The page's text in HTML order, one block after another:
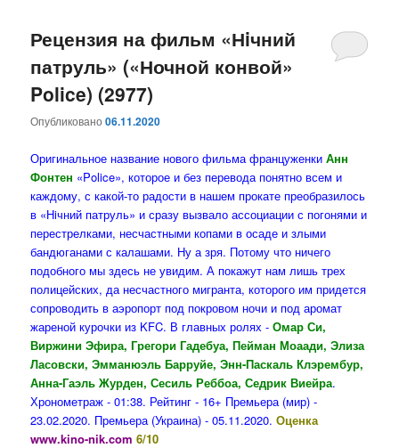
Рецензия на фильм «Нiчний
патруль» («Ночной конвой»
Police) (2977)
Опубликовано06.11.2020
Оригинальное название нового фильма француженкиАнн
Фонтен «Police», которое и без перевода понятно всем и
каждому, с какой-то радости в нашем прокате преобразилось
в «Нiчний патруль» и сразу вызвало ассоциации с погонями и
перестрелками, несчастными копами в осаде и злыми
бандюганами с калашами. Ну а зря. Потому что ничего
подобного мы здесь не увидим. А покажут нам лишь трех
полицейских, да несчастного мигранта, которого им придется
сопроводить в аэропорт под покровом ночи и под аромат
жареной курочки из KFC. В главных ролях -Омар Си,
Виржини Эфира, Грегори Гадебуа, Пейман Моаади, Элиза
Ласовски, Эмманюэль Барруйе, Энн-Паскаль Клэрембур,
Анна-Гаэль Журден, Сесиль Реббоа, Седрик Виейра.
Хронометраж - 01:38. Рейтинг - 16+ Премьера (мир) -
23.02.2020. Премьера (Украина) - 05.11.2020.Оценка
www.kino-nik.com 6/10